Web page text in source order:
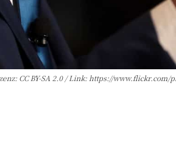
CC BY-SA 2.0 / Link: https://